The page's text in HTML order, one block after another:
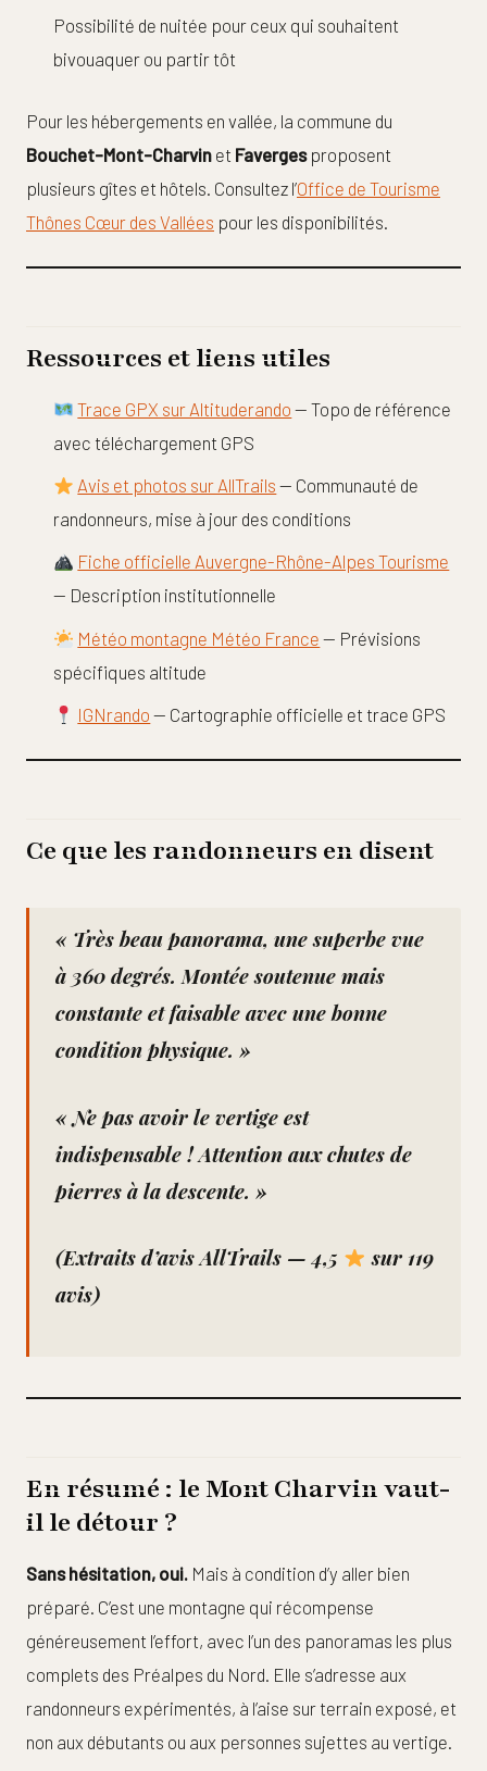
Possibilité de nuitée pour ceux qui souhaitent
bivouaquer ou partir tôt
Pour les hébergements en vallée, la commune du
Bouchet-Mont-Charvin et Favergesproposent
plusieurs gîtes et hôtels. Consultez l’Office de Tourisme
Thônes Cœur des Vallées pour les disponibilités.
Ressources et liens utiles
Trace GPX sur Altituderando — Topo de référence
avec téléchargement GPS
Avis et photos sur AllTrails — Communauté de
randonneurs, mise à jour des conditions
Fiche officielle Auvergne-Rhône-Alpes Tourisme
— Description institutionnelle
Météo montagne Météo France — Prévisions
spécifiques altitude
IGNrando — Cartographie officielle et trace GPS
Ce que les randonneurs en disent
« Très beau panorama, une superbe vue
à 360 degrés. Montée soutenue mais
constante et faisable avec une bonne
condition physique. »
« Ne pas avoir le vertige est
indispensable ! Attention aux chutes de
pierres à la descente. »
(Extraits d’avis AllTrails — 4,5
sur 119
avis)
En résumé : le Mont Charvin vaut-
il le détour ?
Sans hésitation, oui. Mais à condition d’y aller bien
préparé. C’est une montagne qui récompense
généreusement l’effort, avec l’un des panoramas les plus
complets des Préalpes du Nord. Elle s’adresse aux
randonneurs expérimentés, à l’aise sur terrain exposé, et
non aux débutants ou aux personnes sujettes au vertige.